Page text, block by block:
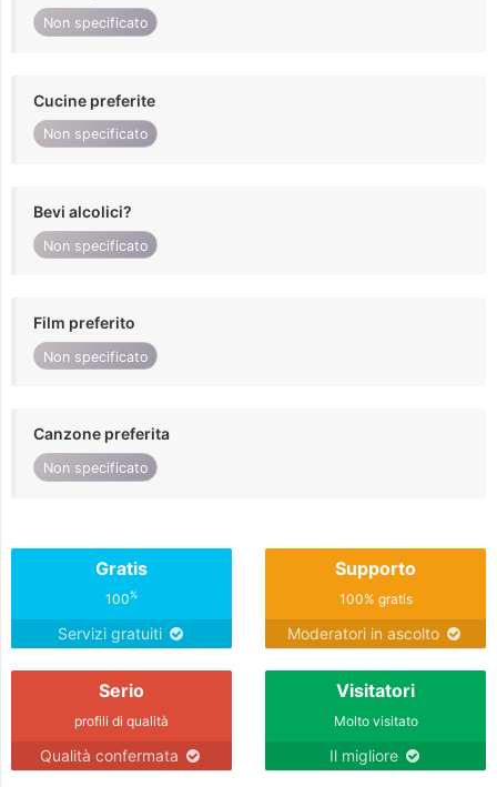
Non specificato
Cucine preferite
Non specificato
Bevi alcolici?
Non specificato
Film preferito
Non specificato
Canzone preferita
Non specificato
Gratis
100%
Servizi gratuiti
Supporto
100% gratis
Moderatori in ascolto
Serio
profili di qualità
Qualità confermata
Visitatori
Molto visitato
Il migliore